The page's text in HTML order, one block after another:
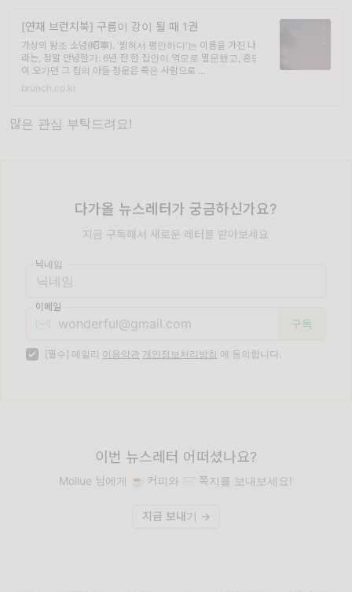
[연재 브런치북] 구름이 강이 될 때 1권
가상의 왕조 소녕(昭寧). '밝혀서 평안하다'는 이름을 가진 나
라는, 정말 안녕한가. 6년 전 한 집안이 역모로 멸문했고, 혼담
이 오가던 그 집의 아들 정운은 죽은 사람으로 ...
brunch.co.kr
많은 관심 부탁드려요!
다가올 뉴스레터가 궁금하신가요?
지금 구독해서 새로운 레터를 받아보세요
닉네임
이메일
✉️
[필수] 메일리 이용약관 개인정보처리방침 에 동의합니다.
이번 뉴스레터 어떠셨나요?
Mollue 님에게 ☕️ 커피와 ✉️ 쪽지를 보내보세요!
지금 보내기 →